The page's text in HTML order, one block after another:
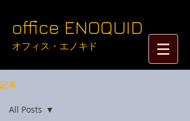
​​​​​​​​​​​​​​​​​​​office ENOQUID
オフィス・エノキド​​
記事
All Posts